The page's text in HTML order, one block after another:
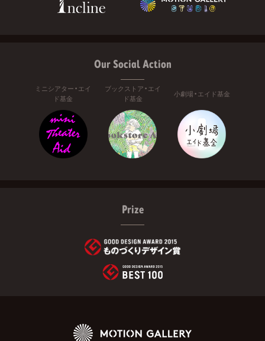
Our Social Action
ミニシアター・エイ
ド基金
ブックストア・エイ
ド基金
小劇場・エイド基金
Prize